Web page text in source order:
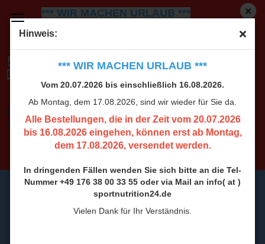
Hinweis:
*** WIR MACHEN URLAUB ***
Vom 20.07.2026 bis einschließlich 16.08.2026.
Ab Montag, dem 17.08.2026, sind wir wieder für Sie da.
Alle Bestellungen, die in der Zeit vom 20.07.2026
bis 16.08.2026 eingehen, können erst ab Montag,
dem 17.08.2026, versendet werden.
In dringenden Fällen wenden Sie sich bitte an die Tel-
Nummer +49 176 38 00 33 55 oder via Mail an info( at )
sportnutrition24.de
Vielen Dank für Ihr Verständnis.
*** WIR MACHEN URLAUB ***
Vom 20.07.2026 bis einschließlich 16.08.2026.
Alle Bestellungen, die in der Zeit vom 20.07.2026
dem 17.08.2026, versendet werden.
In dringenden Fällen wenden Sie sich bitte an die Tel-
Nummer +49 176 38 00 33 55 oder via Mail an info( at )
sportnutrition24.de
Vielen Dank für Ihr Verständnis.